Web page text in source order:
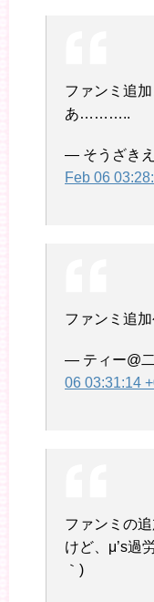
ファンミ追
あ………..
— そうざき
Feb 06
ファンミ追
— ティー@
06 03:31:14
ファンミの
けど、μ’s過
｀)